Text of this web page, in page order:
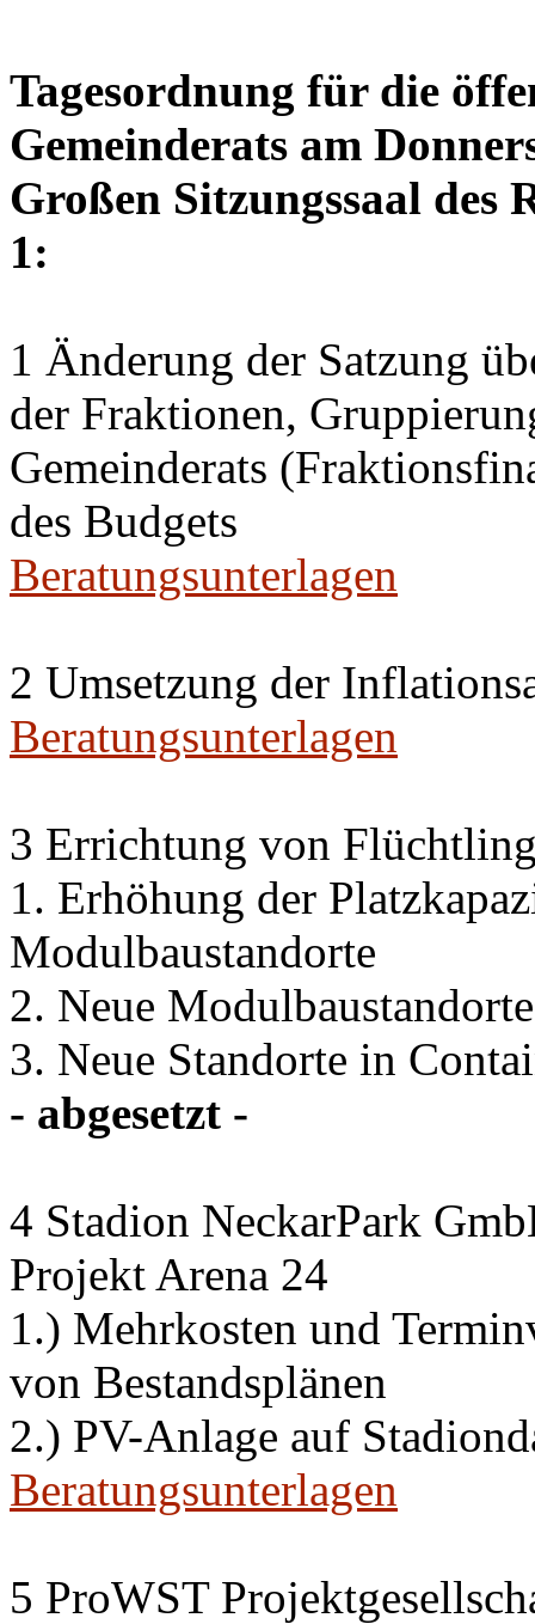
Tagesordnung für die
Gemeinderats am
Großen Sitzungssaal des
1:
1 Änderung der Satzung
der Fraktionen,
Gemeinderats
des Budgets
Beratungsunterlagen
2 Umsetzung der
Beratungsunterlagen
3 Errichtung von
1. Erhöhung der
Modulbaustandorte
2. Neue Modulbaustandorte
3. Neue Standorte in
- abgesetzt -
4 Stadion NeckarPark
Projekt Arena 24
1.) Mehrkosten und
von Bestandsplänen
2.) PV-Anlage auf
Beratungsunterlagen
5 ProWST